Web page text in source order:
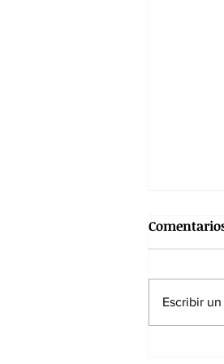
Escribir